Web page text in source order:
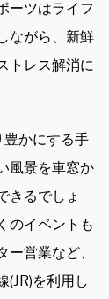
ーツはライフ
ながら、新鮮
トレス解消に
豊かにする手
風景を車窓か
きるでしょ
のイベントも
営業など、
(JR)を利用し